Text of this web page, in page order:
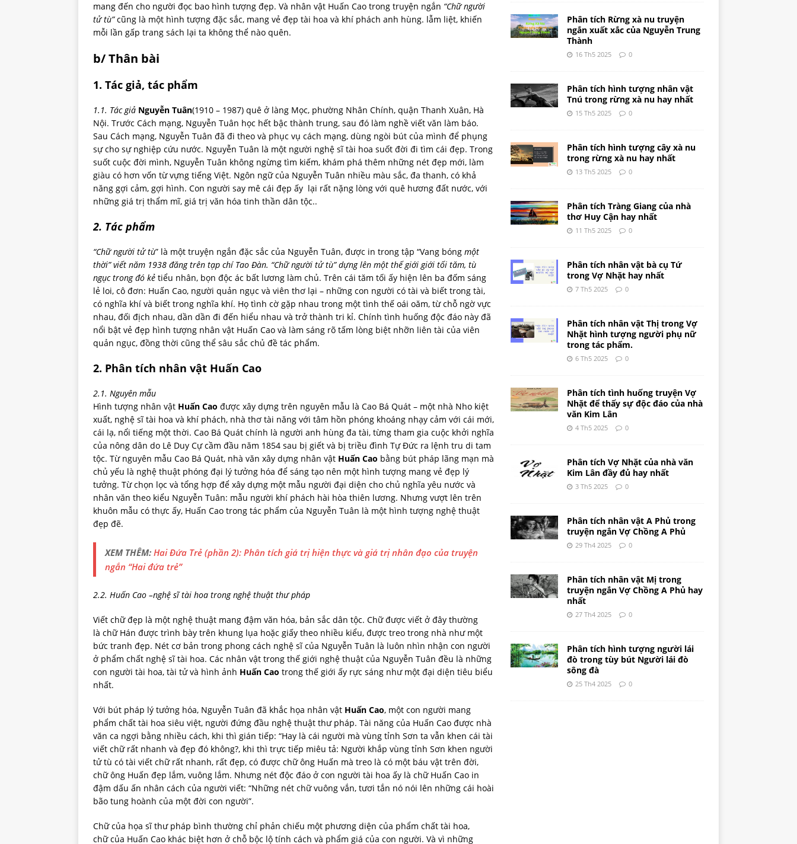
mang đến cho người đọc bao hình tượng đẹp. Và nhân vật Huấn Cao trong truyện ngắn “Chữ người
tử tù”cũng là một hình tượng đặc sắc, mang vẻ đẹp tài hoa và khí phách anh hùng. lẫm liệt, khiến
mỗi lần gấp trang sách lại ta không thể nào quên.
b/ Thân bài
1. Tác giả, tác phẩm
1.1. Tác giả Nguyễn Tuân(1910 – 1987) quê ở làng Mọc, phường Nhân Chính, quận Thanh Xuân, Hà
Nội. Trước Cách mạng, Nguyễn Tuân học hết bậc thành trung, sau đó làm nghề viết văn làm báo.
Sau Cách mạng, Nguyễn Tuân đã đi theo và phục vụ cách mạng, dùng ngòi bút của mình để phụng
sự cho sự nghiệp cứu nước. Nguyễn Tuân là một người nghệ sĩ tài hoa suốt đời đi tìm cái đẹp. Trong
suốt cuộc đời mình, Nguyễn Tuân không ngừng tìm kiếm, khám phá thêm những nét đẹp mới, làm
giàu có hơn vốn từ vựng tiếng Việt. Ngôn ngữ của Nguyễn Tuân nhiều màu sắc, đa thanh, có khả
năng gợi cảm, gợi hình. Con người say mê cái đẹp ấy lại rất nặng lòng với quê hương đất nước, với
những giá trị thẩm mĩ, giá trị văn hóa tinh thần dân tộc..
2. Tác phẩm
“Chữngười tử tù” là một truyện ngắn đặc sắc của Nguyễn Tuân, được in trong tập “Vang bóng một
thời” viết năm 1938 đăng trên tạp chí Tao Đàn. “Chữ người tử tù” dựng lên một thế giới giới tối tăm, tù
ngục trong đó kẻ tiểu nhân, bọn độc ác bất lương làm chủ. Trên cái tăm tối ấy hiện lên ba đốm sáng
lẻ loi, cô đơn: Huấn Cao, người quản ngục và viên thơ lại – những con người có tài và biết trong tài,
có nghĩa khí và biết trong nghĩa khí. Họ tình cờ gặp nhau trong một tình thế oái oăm, từ chỗ ngờ vực
nhau, đối địch nhau, dần dần đi đến hiểu nhau và trở thành tri kỉ. Chính tình huống độc đáo này đã
nổi bật vẻ đẹp hình tượng nhân vật Huấn Cao và làm sáng rõ tấm lòng biệt nhỡn liên tài của viên
quản ngục, đồng thời cũng thể sâu sắc chủ đề tác phẩm.
2. Phân tích nhân vật Huấn Cao
2.1. Nguyên mẫu
Hình tượng nhân vật Huấn Cao được xây dựng trên nguyên mẫu là Cao Bá Quát – một nhà Nho kiệt
xuất, nghệ sĩ tài hoa và khí phách, nhà thơ tài năng với tâm hồn phóng khoáng nhạy cảm với cái mới,
cái lạ, nổi tiếng một thời. Cao Bá Quát chính là người anh hùng đa tài, từng tham gia cuộc khởi nghĩa
của nông dân do Lê Duy Cự cầm đầu năm 1854 sau bị giết và bị triều đình Tự Đức ra lệnh tru di tam
tộc. Từ nguyên mẫu Cao Bá Quát, nhà văn xây dựng nhân vật Huấn Cao bằng bút pháp lãng mạn mà
chủ yếu là nghệ thuật phóng đại lý tưởng hóa để sáng tạo nên một hình tượng mang vẻ đẹp lý
tưởng. Từ chọn lọc và tổng hợp để xây dựng một mẫu người đại diện cho chủ nghĩa yêu nước và
nhân văn theo kiểu Nguyễn Tuân: mẫu người khí phách hài hòa thiên lương. Nhưng vượt lên trên
khuôn mẫu có thực ấy, Huấn Cao trong tác phẩm của Nguyễn Tuân là một hình tượng nghệ thuật
đẹp đẽ.
XEM THÊM: Hai Đứa Trẻ (phần 2): Phân tích giá trị hiện thực và giá trị nhân đạo của truyện
ngắn “Hai đứa trẻ”
2.2. Huấn Cao –nghệ sĩ tài hoa trong nghệ thuật thư pháp
Viết chữ đẹp là một nghệ thuật mang đậm văn hóa, bản sắc dân tộc. Chữ được viết ở đây thường
là chữ Hán được trình bày trên khung lụa hoặc giấy theo nhiều kiểu, được treo trong nhà như một
bức tranh đẹp. Nét cơ bản trong phong cách nghệ sĩ của Nguyễn Tuân là luôn nhìn nhận con người
ở phẩm chất nghệ sĩ tài hoa. Các nhân vật trong thế giới nghệ thuật của Nguyễn Tuân đều là những
con người tài hoa, tài tử và hình ảnh Huấn Cao trong thế giới ấy rực sáng như một đại diện tiêu biểu
nhất.
Với bút pháp lý tưởng hóa, Nguyễn Tuân đã khắc họa nhân vật Huấn Cao, một con người mang
phẩm chất tài hoa siêu việt, người đứng đầu nghệ thuật thư pháp. Tài năng của Huấn Cao được nhà
văn ca ngợi bằng nhiều cách, khi thì gián tiếp: “Hay là cái người mà vùng tỉnh Sơn ta vẫn khen cái tài
viết chữ rất nhanh và đẹp đó không?, khi thì trực tiếp miêu tả: Người khắp vùng tỉnh Sơn khen người
tử tù có tài viết chữ rất nhanh, rất đẹp, có được chữ ông Huấn mà treo là có một báu vật trên đời,
chữ ông Huấn đẹp lắm, vuông lắm. Nhưng nét độc đáo ở con người tài hoa ấy là chữ Huấn Cao in
đậm dấu ấn nhân cách của người viết: “Những nét chữ vuông vắn, tươi tắn nó nói lên những cái hoài
bão tung hoành của một đời con người”.
Chữ của họa sĩ thư pháp bình thường chỉ phản chiếu một phương diện của phẩm chất tài hoa,
chữ của Huấn Cao khác biệt hơn ở chỗ bộc lộ tính cách và phẩm giá của con người. Và vì những
Phân tích Rừng xà nu truyện
ngắn xuất xắc của Nguyễn Trung
Thành
16 Th5 2025 0
Phân tích hình tượng nhân vật
Tnú trong rừng xà nu hay nhất
15 Th5 2025 0
Phân tích hình tượng cây xà nu
trong rừng xà nu hay nhất
13 Th5 2025 0
Phân tích Tràng Giang của nhà
thơ Huy Cận hay nhất
11 Th5 2025 0
Phân tích nhân vật bà cụ Tứ
trong Vợ Nhặt hay nhất
7 Th5 2025 0
Phân tích nhân vật Thị trong Vợ
Nhặt hình tượng người phụ nữ
trong tác phẩm.
6 Th5 2025 0
Phân tích tình huống truyện Vợ
Nhặt để thấy sự độc đáo của nhà
văn Kim Lân
4 Th5 2025 0
Phân tích Vợ Nhặt của nhà văn
Kim Lân đầy đủ hay nhất
3 Th5 2025 0
Phân tích nhân vật A Phủ trong
truyện ngắn Vợ Chồng A Phủ
29 Th4 2025 0
Phân tích nhân vật Mị trong
truyện ngắn Vợ Chồng A Phủ hay
nhất
27 Th4 2025 0
Phân tích hình tượng người lái
đò trong tùy bút Người lái đò
sông đà
25 Th4 2025 0